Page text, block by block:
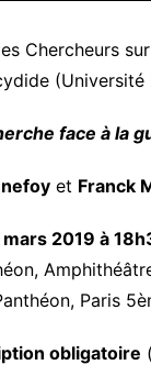
Chercheurs
(Université
face à la
et Franck
2019 à
Paris
obligatoire (